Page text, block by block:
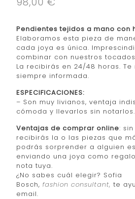
Pendientes tejidos a mano con
Elaboramos esta pieza de
cada joya es única.
combinar con nuestros
La recibirás en 24/48 horas.
siempre informada.
ESPECIFICACIONES:
– Son muy livianos, ventaja
cómoda y llevarlos sin notarlos.
Ventajas de comprar online:
recibirás la o las piezas que
podrás sorprender a alguien
enviando una joya como
nota tuya.
¿No sabes cuál elegir? Sofia
Bosch, fashion consultant, te
email.